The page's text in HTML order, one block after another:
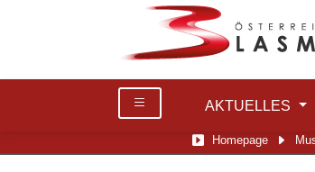
AKTUELLES
Homepage